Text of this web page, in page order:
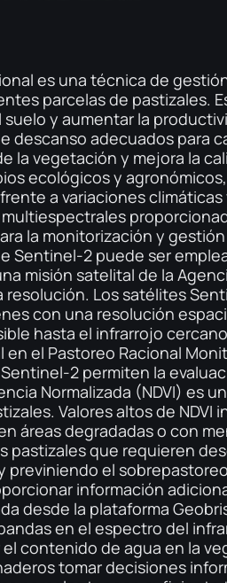
es una técnica de
parcelas de pastizales.
y aumentar la
adecuados para
la vegetación y mejora la
ecológicos y
a variaciones
la monitorización y
Sentinel-2 puede ser
misión satelital de la
Los satélites
con una resolución
hasta el infrarrojo
el Pastoreo Racional
2 permiten la
Normalizada (NDVI) es
Valores altos de
áreas degradadas o con
pastizales que requieren
el
información
desde la plataforma
en el espectro del
contenido de agua en la
tomar decisiones